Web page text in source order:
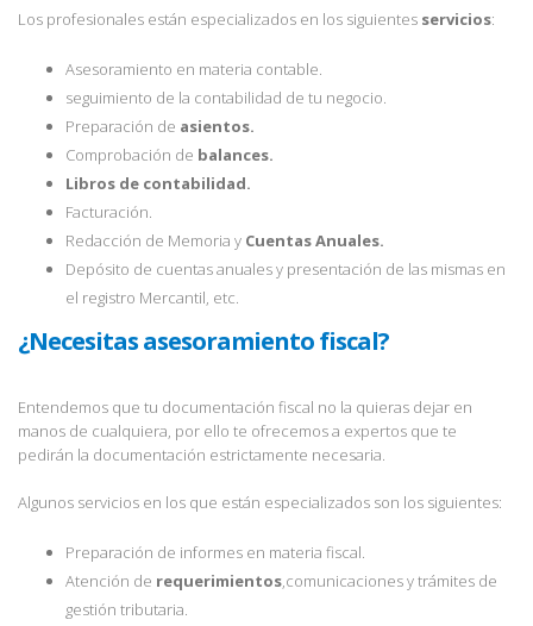
Los profesionales están especializados en los siguientes servicios:
Asesoramiento en materia contable.
seguimiento de la contabilidad de tu negocio.
Preparación de asientos.
Comprobación de balances.
Libros de contabilidad.
Facturación.
Redacción de Memoria y Cuentas Anuales.
Depósito de cuentas anuales y presentación de las mismas en
el registro Mercantil, etc.
¿Necesitas asesoramiento fiscal?
Entendemos que tu documentación fiscal no la quieras dejar en
manos de cualquiera, por ello te ofrecemos a expertos que te
pedirán la documentación estrictamente necesaria.
Algunos servicios en los que están especializados son los siguientes:
Preparación de informes en materia fiscal.
Atención de requerimientos,comunicaciones y trámites de
gestión tributaria.